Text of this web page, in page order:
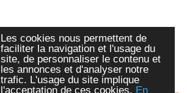
Les cookies nous permettent de
faciliter la navigation et l'usage du
site, de personnaliser le contenu et
les annonces et d'analyser notre
trafic. L'usage du site implique
l'acceptation de ces cookies. En